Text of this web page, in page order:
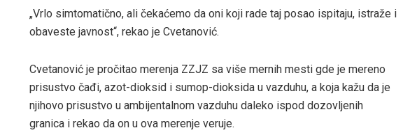
„Vrlo simtomatično, ali čekaćemo da oni koji rade taj posao ispitaju, istraže i
obaveste javnost“, rekao je Cvetanović.
Cvetanović je pročitao merenja ZZJZ sa više mernih mesti gde je mereno
prisustvo čađi, azot-dioksid i sumop-dioksida u vazduhu, a koja kažu da je
njihovo prisustvo u ambijentalnom vazduhu daleko ispod dozovljenih
granica i rekao da on u ova merenje veruje.